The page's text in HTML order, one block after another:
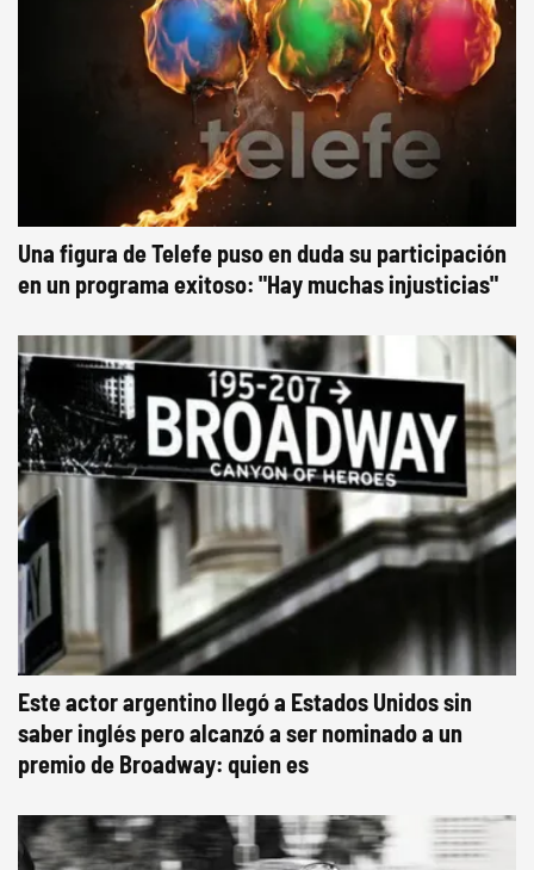
Una figura de Telefe puso en duda su participación
en un programa exitoso: "Hay muchas injusticias"
Este actor argentino llegó a Estados Unidos sin
saber inglés pero alcanzó a ser nominado a un
premio de Broadway: quien es